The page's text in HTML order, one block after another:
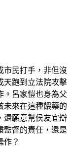
市民打手，非但沒
天跑到立法院攻擊
。呂家愷也身為父
未來在這種餵藥的
還願意幫侯友宜辯
監督的責任，還是
作？